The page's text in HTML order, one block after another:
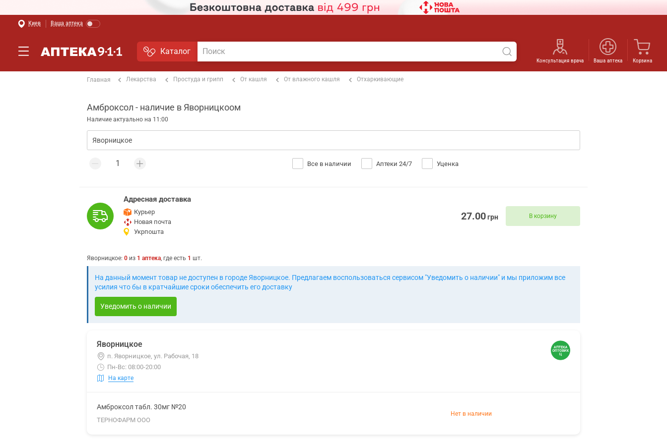
Киев Ваша аптека
Каталог
Консультация врача Ваша аптека Корзина
Главная Лекарства Простуда и грипп От кашля От влажного кашля Отхаркивающие
Амброксол - наличие в Яворницкоом
Наличие актуально на 11:00
Все в наличии Аптеки 24/7 Уценка
Адресная доставка
Курьер
Новая почта
Укрпошта
27.00грн В корзину
Яворницкое: 0 из 1 аптека, где есть 1 шт.
На данный момент товар не доступен в городе Яворницкое. Предлагаем воспользоваться сервисом "Уведомить о наличии" и мы приложим все
усилия что бы в кратчайшие сроки обеспечить его доставку
Уведомить о наличии
Яворницкое
п. Яворницкое, ул. Рабочая, 18
Пн-Вс: 08:00-20:00
На карте
Амброксол табл. 30мг №20
ТЕРНОФАРМ ООО
Нет в наличии